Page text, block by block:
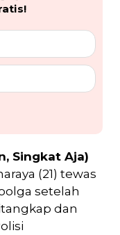
Singkat Aja)
(21) tewas
setelah
dan